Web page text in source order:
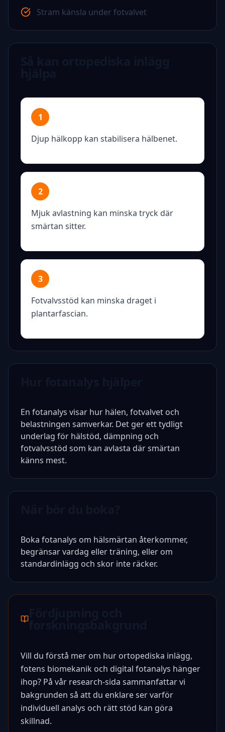
Stram känsla under fotvalvet
1
Djup hälkopp kan stabilisera hälbenet.
2
Mjuk avlastning kan minska tryck där
smärtan sitter.
3
Fotvalvsstöd kan minska draget i
plantarfascian.
En fotanalys visar hur hälen, fotvalvet och
belastningen samverkar. Det ger ett tydligt
underlag för hälstöd, dämpning och
fotvalvsstöd som kan avlasta där smärtan
känns mest.
Boka fotanalys om hälsmärtan återkommer,
begränsar vardag eller träning, eller om
standardinlägg och skor inte räcker.
Vill du förstå mer om hur ortopediska inlägg,
fotens biomekanik och digital fotanalys hänger
ihop? På vår research-sida sammanfattar vi
bakgrunden så att du enklare ser varför
individuell analys och rätt stöd kan göra
skillnad.